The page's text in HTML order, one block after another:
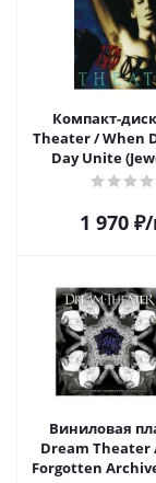
Компакт-
Theater / When
Day Unite
1 970 ₽
Виниловая
Dream Theater
Forgotten